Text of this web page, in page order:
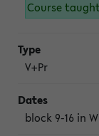
Course
V+Pr
block 9-16 in